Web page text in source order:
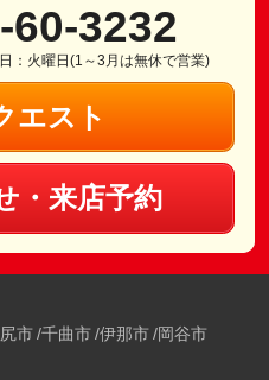
60-3232
：火曜日(1～3月は無休で営業)
エスト
・来店予約
市 千曲市 伊那市 岡谷市